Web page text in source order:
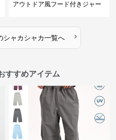
アウトドア風フード付きジャー
シャカシャカ一覧へ ›
すすめアイテム